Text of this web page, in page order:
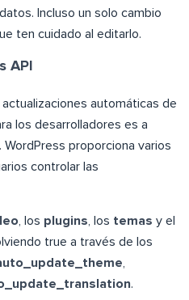
Incluso un solo cambio
ten cuidado al editarlo.
API
automáticas de
los desarrolladores es a
proporciona varios
controlar las
, los plugins, los temas y el
true a través de los
,
.